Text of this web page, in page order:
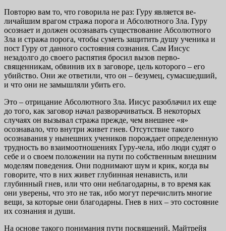
Повторю вам то, что говорила не раз: Гуру является ве­
личайшим врагом стража порога и Абсолютного Зла. Гуру
осознает и должен осознавать существование Абсолют­ного
Зла и стража порога, чтобы суметь защитить душу ученика и
пост Гуру от данного состояния сознания. Сам Иисус
незадолго до своего распятия бросил вызов перво­
священникам, обвинив их в заговоре, цель которого – его
убийство. Они же ответили, что он – безумец, сумасшед­ший,
и что они не замышляли убить его.
Это – отрицание Абсолютного Зла. Иисус разоблачил их еще
до того, как заговор начал разворачиваться. В не­которых
случаях он вызывал стража прежде, чем внешнее «я»
осознавало, что внутри живет гнев. Отсутствие такого
осознавания у нынешних учеников порождает определен­ную
трудность во взаимоотношениях Гуру-чела, ибо люди судят о
себе и о своем положении на пути по собственным внешним
моделям поведения. Они поднимают шум и крик, когда вы
говорите, что в них живет глубинная ненависть, или
глубинный гнев, или что они неблагодарны, в то время как
они уверены, что это не так, ибо могут перечислить многие
вещи, за которые они благодарны. Гнев в них – это состояние
их сознания и души.
На основе такого понимания пути посвящений, Май­трейя